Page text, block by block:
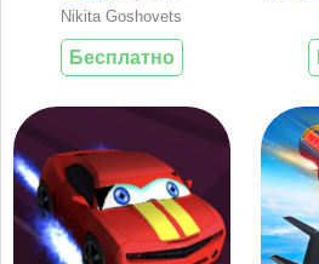
Nikita Goshovets
Бесплатно